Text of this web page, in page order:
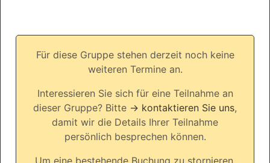
Für diese Gruppe stehen derzeit noch keine
weiteren Termine an.
Interessieren Sie sich für eine Teilnahme an
dieser Gruppe? Bitte → kontaktieren Sie uns,
damit wir die Details Ihrer Teilnahme
persönlich besprechen können.
Um eine bestehende Buchung zu stornieren,